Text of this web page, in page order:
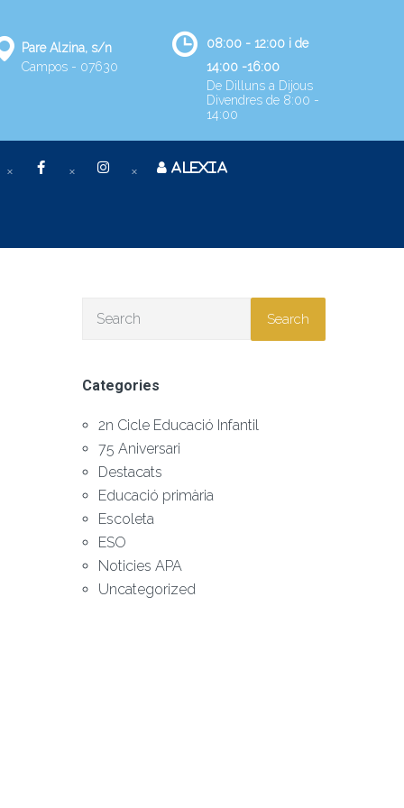
Pare Alzina, s/n
Campos - 07630
08:00 - 12:00 i de
14:00 -16:00
De Dilluns a Dijous
Divendres de 8:00 -
14:00
ALEXIA
Search
Categories
2n Cicle Educació Infantil
75 Aniversari
Destacats
Educació primària
Escoleta
ESO
Noticies APA
Uncategorized